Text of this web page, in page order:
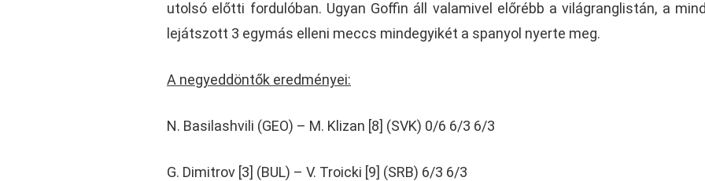
utolsó előtti fordulóban. Ugyan Goffin áll valamivel előrébb a világranglistán, a
lejátszott 3 egymás elleni meccs mindegyikét a spanyol nyerte meg.
A negyeddöntők eredményei:
N. Basilashvili (GEO) – M. Klizan [8] (SVK) 0/6 6/3 6/3
G. Dimitrov [3] (BUL) – V. Troicki [9] (SRB) 6/3 6/3